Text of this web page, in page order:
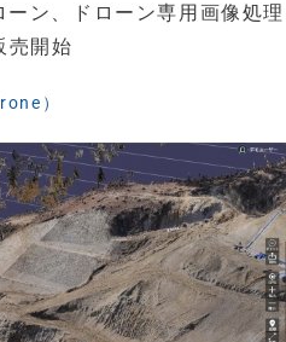
ーン、ドローン専用画像処理
売開始
）